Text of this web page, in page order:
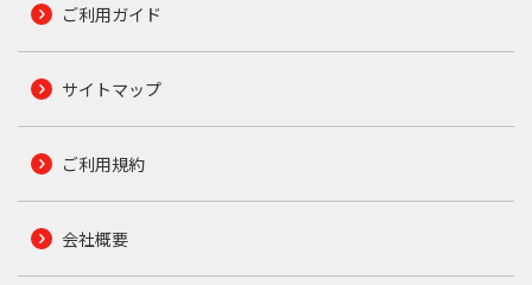
ご利用ガイド
サイトマップ
ご利用規約
会社概要